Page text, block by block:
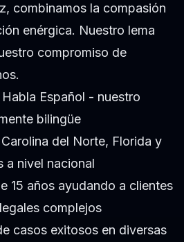
combinamos la compasión
enérgica. Nuestro lema
compromiso de
Habla Español - nuestro
bilingüe
Carolina del Norte, Florida y
a nivel nacional
15 años ayudando a clientes
complejos
casos exitosos en diversas